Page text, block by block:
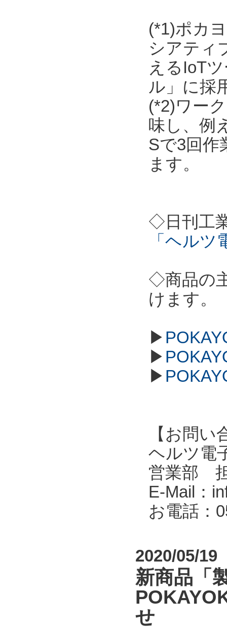
(*1)ポカ
シアティ
えるIoT
ル」に採
(*2)ワー
味し、例
Sで3回作
ます。
◇日刊工
「ヘル
◇商品の
けます。
▶
▶
▶
【お問い
ヘルツ電
営業部
E-Mail：
お電話：
2020/05/19
新商品「
せ